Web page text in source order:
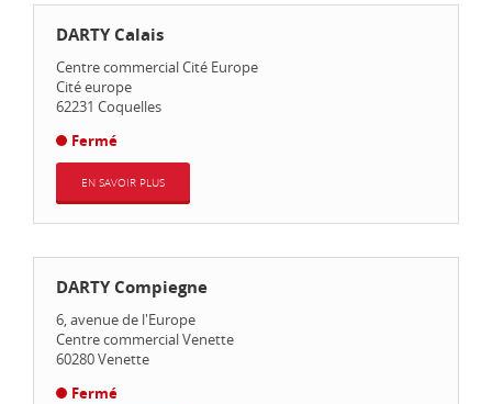
DARTY Calais
Centre commercial Cité Europe
Cité europe
62231 Coquelles
Fermé
EN SAVOIR PLUS
DARTY Compiegne
6, avenue de l'Europe
Centre commercial Venette
60280Venette
Fermé